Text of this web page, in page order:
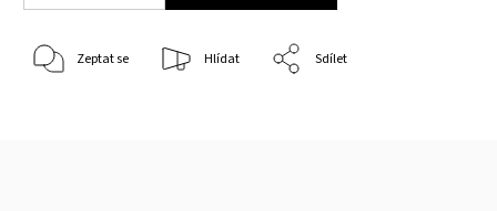
Zeptat se Hlídat Sdílet